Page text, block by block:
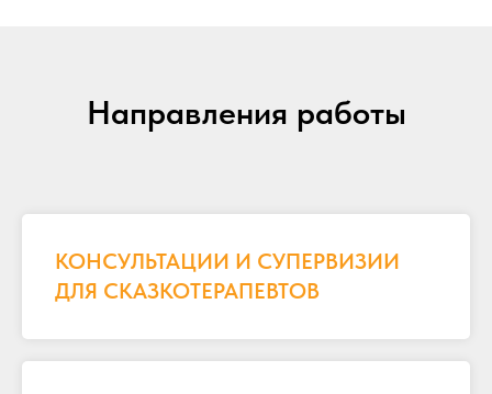
Направления работы
КОНСУЛЬТАЦИИ И СУПЕРВИЗИИ
ДЛЯ СКАЗКОТЕРАПЕВТОВ